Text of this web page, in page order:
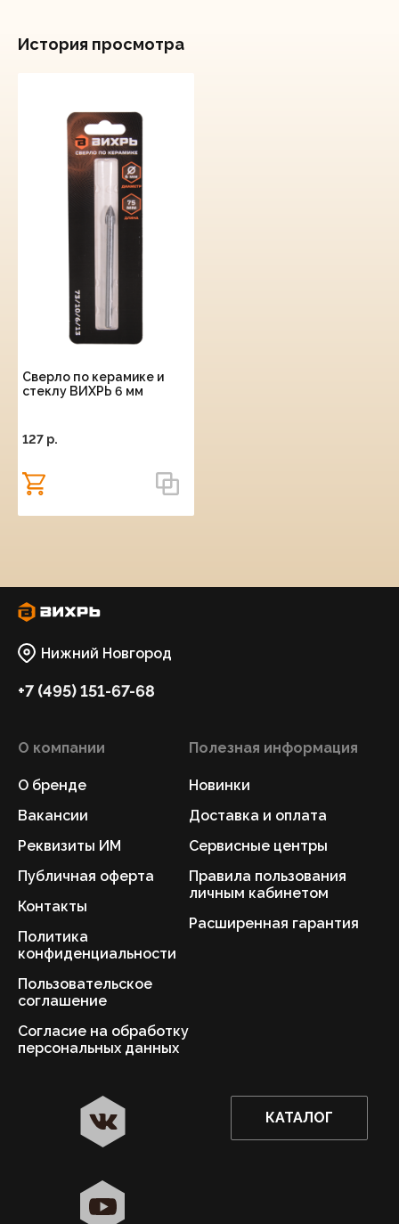
История просмотра
Сверло по керамике и
стеклу ВИХРЬ 6 мм
127 p.
Нижний Новгород
+7 (495) 151-67-68
О компании
О бренде
Вакансии
Реквизиты ИМ
Публичная оферта
Контакты
Политика
конфиденциальности
Пользовательское
соглашение
Согласие на обработку
персональных данных
Полезная информация
Новинки
Доставка и оплата
Сервисные центры
Правила пользования
личным кабинетом
Расширенная гарантия
КАТАЛОГ